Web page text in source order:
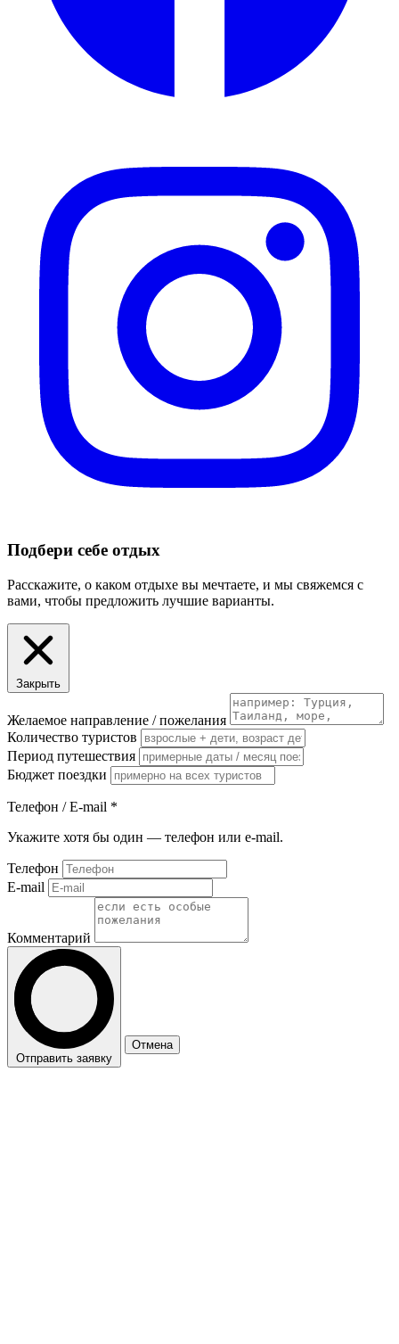
Подбери себе отдых
Расскажите, о каком отдыхе вы мечтаете, и мы свяжемся с
вами, чтобы предложить лучшие варианты.
Закрыть
Желаемое направление / пожелания
Количество туристов
Период путешествия
Бюджет поездки
Телефон / E-mail *
Укажите хотя бы один — телефон или e-mail.
Телефон
E-mail
Комментарий
Отправить заявку
Отмена